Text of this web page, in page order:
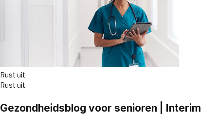
Rust uit
Rust uit
Gezondheidsblog voor senioren | Interim